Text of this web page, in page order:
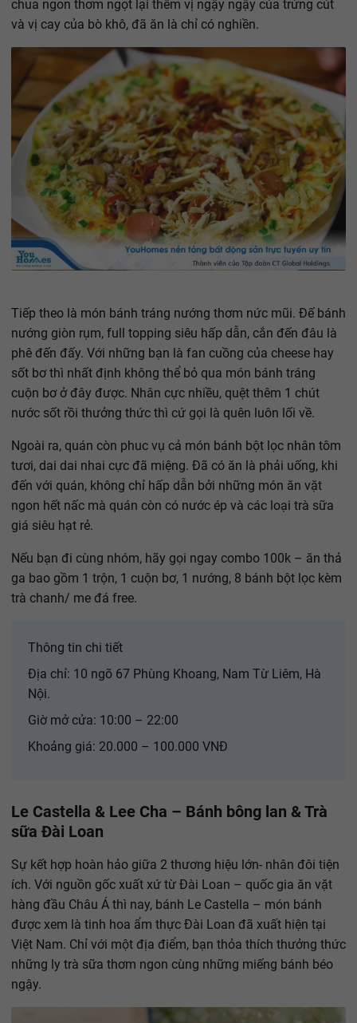
chua ngon thơm ngọt lại thêm vị ngậy ngậy của trứng cút
và vị cay của bò khô, đã ăn là chỉ có nghiền.
Tiếp theo là món bánh tráng nướng thơm nức mũi. Đế bánh
nướng giòn rụm, full topping siêu hấp dẫn, cắn đến đâu là
phê đến đấy. Với những bạn là fan cuồng của cheese hay
sốt bơ thì nhất định không thể bỏ qua món bánh tráng
cuộn bơ ở đây được. Nhân cực nhiều, quệt thêm 1 chút
nước sốt rồi thưởng thức thì cứ gọi là quên luôn lối về.
Ngoài ra, quán còn phuc vụ cả món bánh bột lọc nhân tôm
tươi, dai dai nhai cực đã miệng. Đã có ăn là phải uống, khi
đến với quán, không chỉ hấp dẫn bởi những món ăn vặt
ngon hết nấc mà quán còn có nước ép và các loại trà sữa
giá siêu hạt rẻ.
Nếu bạn đi cùng nhóm, hãy gọi ngay combo 100k – ăn thả
ga bao gồm 1 trộn, 1 cuộn bơ, 1 nướng, 8 bánh bột lọc kèm
trà chanh/ me đá free.
Thông tin chi tiết
Địa chỉ: 10 ngõ 67 Phùng Khoang, Nam Từ Liêm, Hà
Nội.
Giờ mở cửa: 10:00 – 22:00
Khoảng giá: 20.000 – 100.000 VNĐ
Le Castella & Lee Cha – Bánh bông lan & Trà
sữa Đài Loan
Sự kết hợp hoàn hảo giữa 2 thương hiệu lớn- nhân đôi tiện
ích. Với nguồn gốc xuất xứ từ Đài Loan – quốc gia ăn vặt
hàng đầu Châu Á thì nay, bánh Le Castella – món bánh
được xem là tinh hoa ẩm thực Đài Loan đã xuất hiện tại
Việt Nam. Chỉ với một địa điểm, bạn thỏa thích thưởng thức
những ly trà sữa thơm ngon cùng những miếng bánh béo
ngậy.